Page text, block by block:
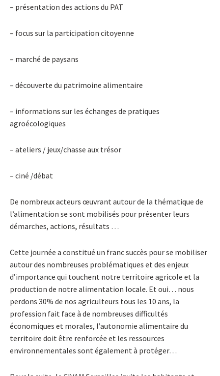
– présentation des actions du PAT
– focus sur la participation citoyenne
– marché de paysans
– découverte du patrimoine alimentaire
– informations sur les échanges de pratiques
agroécologiques
– ateliers / jeux/chasse aux trésor
– ciné /débat
De nombreux acteurs œuvrant autour de la thématique de
l’alimentation se sont mobilisés pour présenter leurs
démarches, actions, résultats …
Cette journée a constitué un franc succès pour se mobiliser
autour des nombreuses problématiques et des enjeux
d’importance qui touchent notre territoire agricole et la
production de notre alimentation locale. Et oui… nous
perdons 30% de nos agriculteurs tous les 10 ans, la
profession fait face à de nombreuses difficultés
économiques et morales, l’autonomie alimentaire du
territoire doit être renforcée et les ressources
environnementales sont également à protéger…